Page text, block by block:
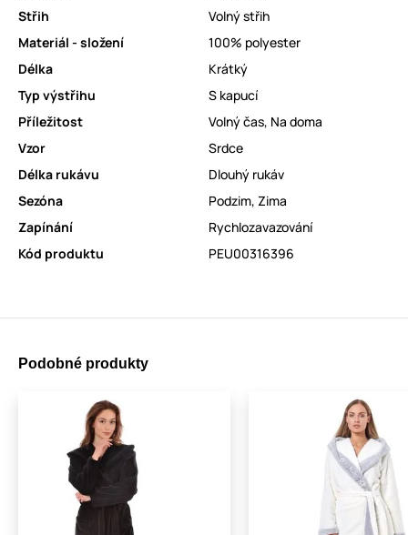
Střih
Volný střih
Materiál - složení
100% polyester
Délka
Krátký
Typ výstřihu
S kapucí
Příležitost
Volný čas, Na doma
Vzor
Srdce
Délka rukávu
Dlouhý rukáv
Sezóna
Podzim, Zima
Zapínání
Rychlozavazování
Kód produktu
PEU00316396
Podobné produkty